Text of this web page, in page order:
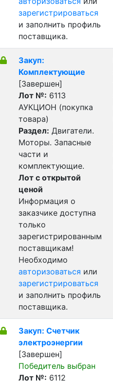
зарегистрироваться
и заполнить профиль
поставщика.
Закуп:
Комплектующие
[Завершен]
Лот №: 6113
АУКЦИОН (покупка
товара)
Раздел: Двигатели.
Моторы. Запасные
части и
комплектующие.
Лот с открытой
ценой
Информация о
заказчике доступна
только
зарегистрированным
поставщикам!
Необходимо
авторизоваться или
зарегистрироваться
и заполнить профиль
поставщика.
Закуп: Счетчик
электроэнергии
[Завершен]
Победитель выбран
Лот №: 6112